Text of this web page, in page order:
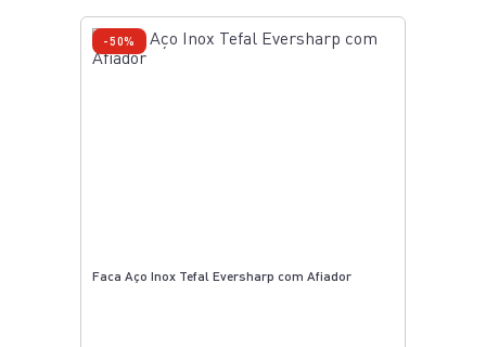
-50%
Faca Aço Inox Tefal Eversharp com Afiador